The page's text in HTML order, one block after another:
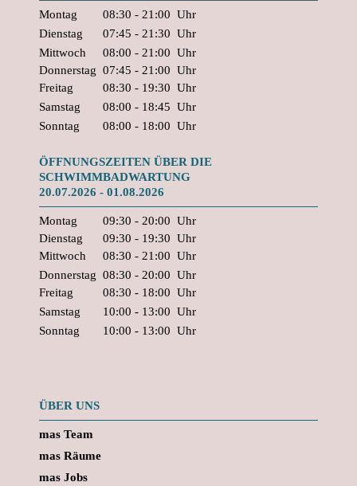
Montag 08:30 - 21:00 Uhr
Dienstag
07:45 - 21:30 Uhr
Mittwoch
08:00 - 21:00 Uhr
Donnerstag 07:45 - 21:00 Uhr
Freitag
08:30 - 19:30 Uhr
Samstag
08:00 - 18:45 Uhr
Sonntag
08:00 - 18:00 Uhr
ÖFFNUNGSZEITEN ÜBER DIE
SCHWIMMBADWARTUNG
20.07.2026 - 01.08.2026
Montag 09:30 - 20:00 Uhr
Dienstag
09:30 - 19:30 Uhr
Mittwoch
08:30 - 21:00 Uhr
Donnerstag 08:30 - 20:00 Uhr
Freitag
08:30 - 18:00 Uhr
Samstag
10:00 - 13:00 Uhr
Sonntag
10:00 - 13:00 Uhr
ÜBER UNS
mas Team
mas Räume
mas Jobs